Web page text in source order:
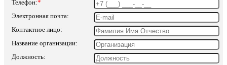
Телефон:*
Электронная почта:
Контактное лицо:
Название организации:
Должность: